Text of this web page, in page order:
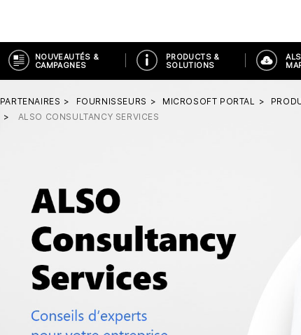
NOUVEAUTÉS &
CAMPAGNES
PRODUCTS &
SOLUTIONS
PARTENAIRES FOURNISSEURS MICROSOFT PORTAL
ALSO CONSULTANCY SERVICES